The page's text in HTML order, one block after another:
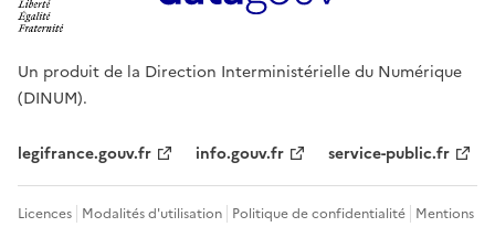
Un produit de la Direction Interministérielle du Numérique
(DINUM).
legifrance.gouv.fr info.gouv.fr service-public.fr
Licences Modalités d'utilisation Politique de confidentialité Mentions